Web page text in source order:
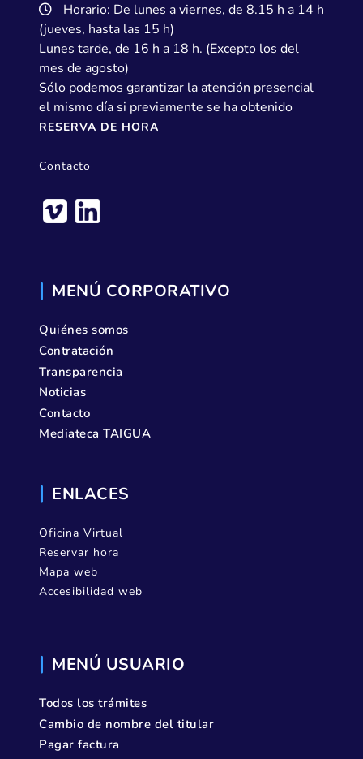
Horario: De lunes a viernes, de 8.15 h a 14 h
(jueves, hasta las 15 h)
Lunes tarde, de 16 h a 18 h. (Excepto los del
mes de agosto)
Sólo podemos garantizar la atención presencial
el mismo día si previamente se ha obtenido
RESERVA DE HORA
Contacto
MENÚ CORPORATIVO
Quiénes somos
Contratación
Transparencia
Noticias
Contacto
Mediateca TAIGUA
ENLACES
Oficina Virtual
Reservar hora
Mapa web
Accesibilidad web
MENÚ USUARIO
Todos los trámites
Cambio de nombre del titular
Pagar factura